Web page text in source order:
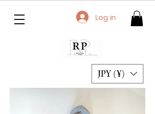
JPY (¥)
Log in